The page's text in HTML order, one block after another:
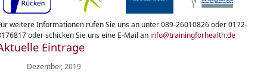
weitere Informationen rufen Sie uns an unter 089-26010826 oder 0172-
oder schicken Sie uns eine E-Mail an info@trainingforhealth.de
Einträge
Dezember, 2019